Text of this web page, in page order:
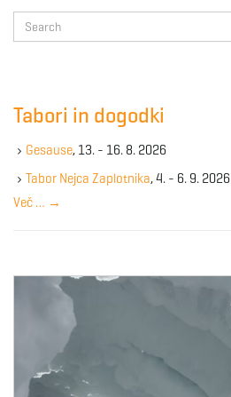
e
e
y
w
r
Tabori in dogodki
Gesause, 13. - 16. 8. 2026
Tabor Nejca Zaplotnika, 4. - 6. 9. 2026
Več … →